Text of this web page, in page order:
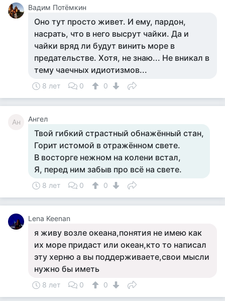
Вадим Потёмкин
Оно тут просто живет. И ему, пардон,
насрать, что в него высрут чайки. Да и
чайки вряд ли будут винить море в
предательстве. Хотя, не знаю... Не вникал в
тему чаечных идиотизмов...
8 лет 0 0
Ан Ангел
Твой гибкий страстный обнажённый стан,
Горит истомой в отражённом свете.
В восторге нежном на колени встал,
Я, перед ним забыв про всё на свете.
8 лет 0 0
Lena Keenan
я живу возле океана,понятия не имею как
их море придаст или океан,кто то написал
эту херню а вы поддерживаете,свои мысли
нужно бы иметь
8 лет 0 0